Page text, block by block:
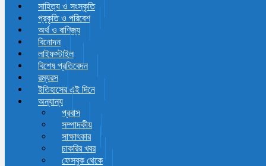
সাহিত্য ও সংস্কৃতি
প্রকৃতি ও পরিবেশ
অর্থ ও বাণিজ্য
বিনোদন
লাইফস্টাইল
বিশেষ প্রতিবেদন
রম্যরস
ইতিহাসের এই দিনে
অন্যান্য
প্রবাস
সম্পাদকীয়
সাক্ষাৎকার
চাকরির খবর
ফেসবুক থেকে